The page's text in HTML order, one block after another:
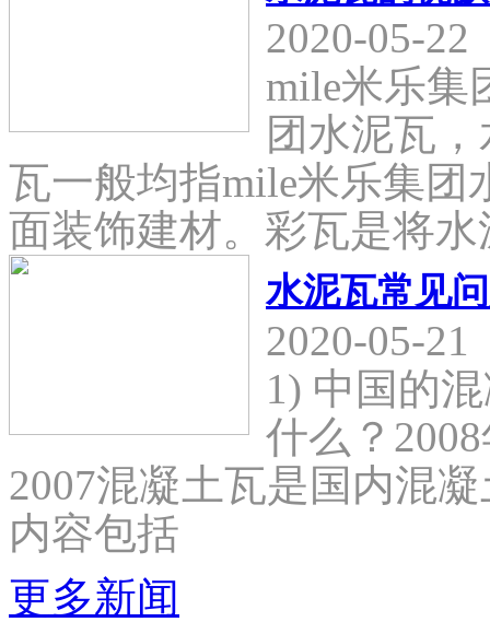
2020-05-22
mile米乐集
团水泥瓦
瓦一般均指mile米乐集团
面装饰建材。彩瓦是将
水泥瓦常见
2020-05-21
1) 中国的
什么？
2007混凝土瓦是国内混
内容包括
更多新闻